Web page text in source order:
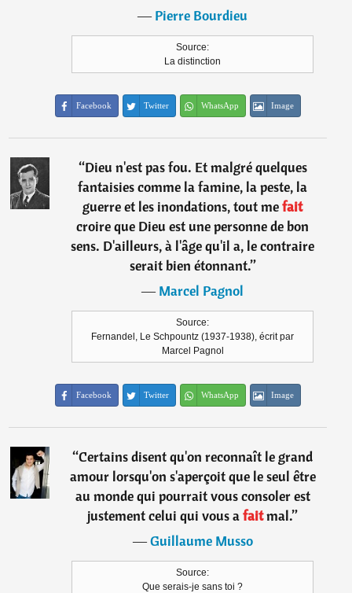
―Pierre Bourdieu
Source:
La distinction
Facebook Twitter WhatsApp Image
“Dieu n'est pas fou. Et malgré quelques
fantaisies comme la famine, la peste, la
guerre et les inondations, tout mefait
croire que Dieu est une personne de bon
sens. D'ailleurs, à l'âge qu'il a, le contraire
serait bien étonnant.”
―Marcel Pagnol
Source:
Fernandel, Le Schpountz (1937-1938), écrit par
Marcel Pagnol
Facebook Twitter WhatsApp Image
“Certains disent qu'on reconnaît le grand
amour lorsqu'on s'aperçoit que le seul être
au monde qui pourrait vous consoler est
justement celui qui vous afaitmal.”
―Guillaume Musso
Source:
Que serais-je sans toi ?